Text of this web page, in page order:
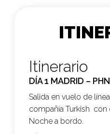
Itinerario
DÍA 1 MADRID –
Salida en vuelo de
compañía Turkish con
Noche a bordo.